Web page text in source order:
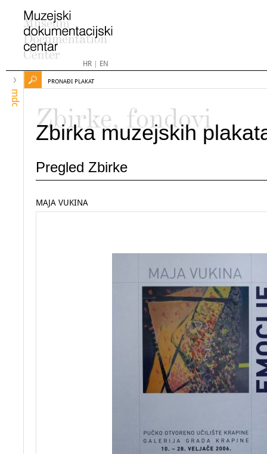
HR| EN
mdc
PRONAĐI PLAKAT
Zbirke, fondovi
Zbirka muzejskih
Pregled Zbirke
MAJA VUKINA